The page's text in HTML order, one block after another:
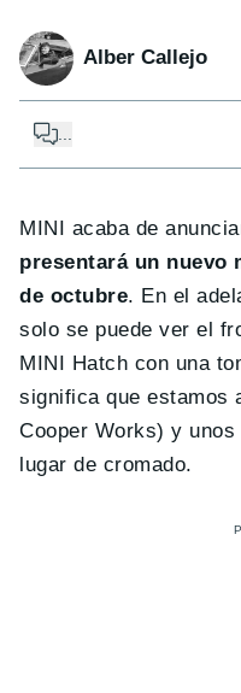
Alber Callejo
MINI acaba de
presentará un nuevo
de octubre. En el
solo se puede ver el
MINI Hatch con una
significa que estamos
Cooper Works) y
lugar de cromado.